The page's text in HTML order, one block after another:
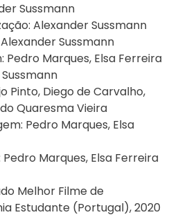
Sussmann
Alexander Sussmann
Alexander Sussmann
Pedro Marques, Elsa Ferreira
Pinto, Diego de Carvalho,
Quaresma Vieira
Pedro Marques, Elsa
Pedro Marques, Elsa Ferreira
Melhor Filme de
Estudante (Portugal), 2020